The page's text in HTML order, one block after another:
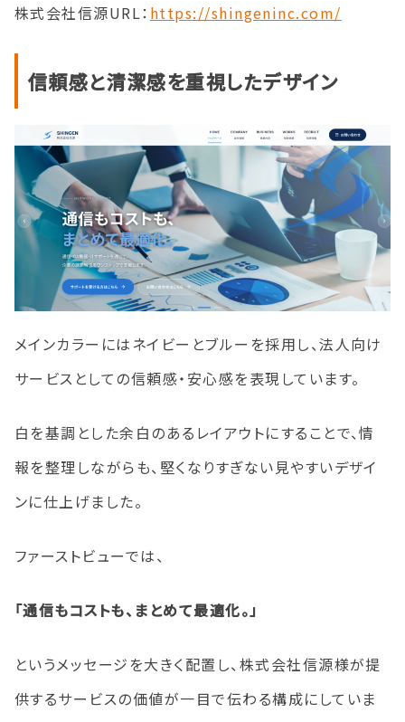
株式会社信源URL： https://shingeninc.com/
信頼感と清潔感を重視したデザイン
メインカラーにはネイビーとブルーを採用し、法人向け
サービスとしての信頼感・安心感を表現しています。
白を基調とした余白のあるレイアウトにすることで、情
報を整理しながらも、堅くなりすぎない見やすいデザイ
ンに仕上げました。
ファーストビューでは、
「通信もコストも、まとめて最適化。」
というメッセージを大きく配置し、株式会社信源様が提
供するサービスの価値が一目で伝わる構成にしていま